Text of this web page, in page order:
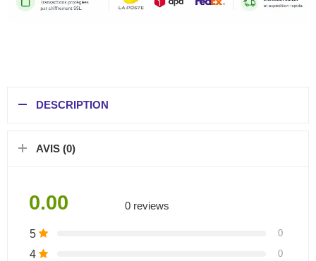
DESCRIPTION
AVIS (0)
0.00 0 reviews
5 0
4 0